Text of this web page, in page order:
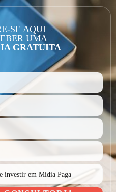
SE AQUI
UMA
GRATUITA